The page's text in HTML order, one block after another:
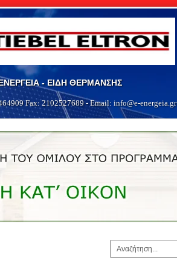
- ΕΙΔΗ ΘΕΡΜΑΝΣΗΣ
Fax: 2102527689 - Email: info@e-energeia.gr